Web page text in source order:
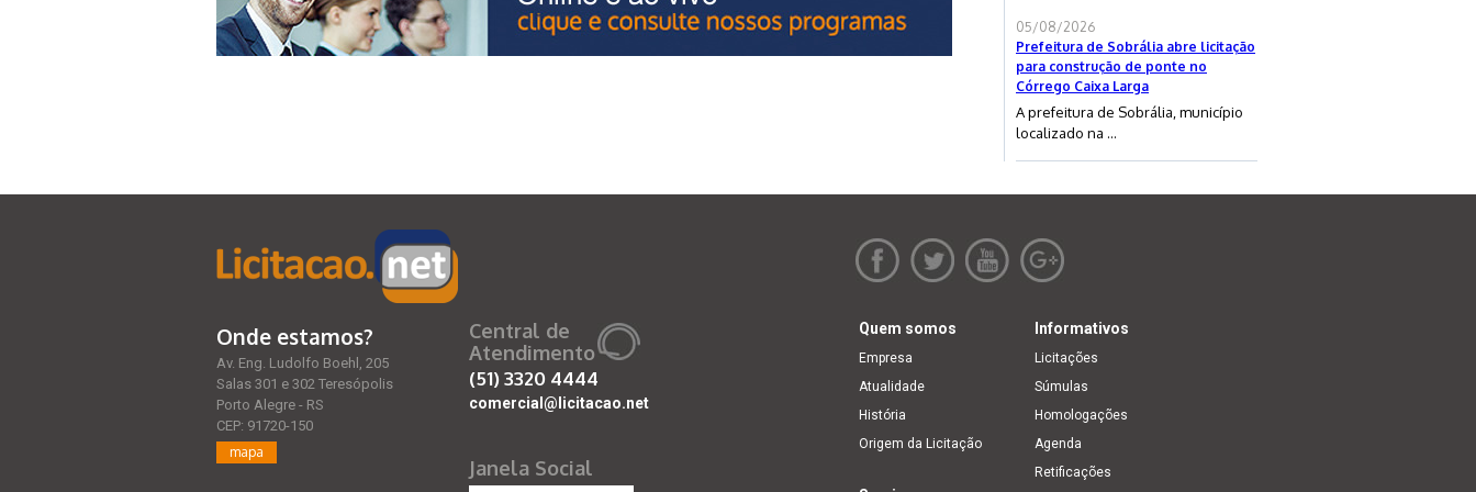
05/08/2026
Prefeitura de Sobrália abre licitação
para construção de ponte no
Córrego Caixa Larga
A prefeitura de Sobrália, município
localizado na ...
Onde estamos?
Av. Eng. Ludolfo Boehl, 205
Salas 301 e 302 Teresópolis
Porto Alegre - RS
CEP: 91720-150
mapa
Central de
Atendimento
(51)3320 4444
comercial@licitacao.net
Janela Social
Quem somos
Empresa
Atualidade
História
Origem da Licitação
Informativos
Licitações
Súmulas
Homologações
Agenda
Retificações